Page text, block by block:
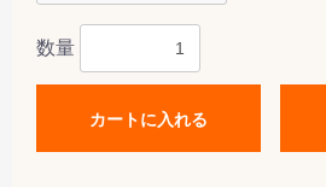
数量
カートに入れる